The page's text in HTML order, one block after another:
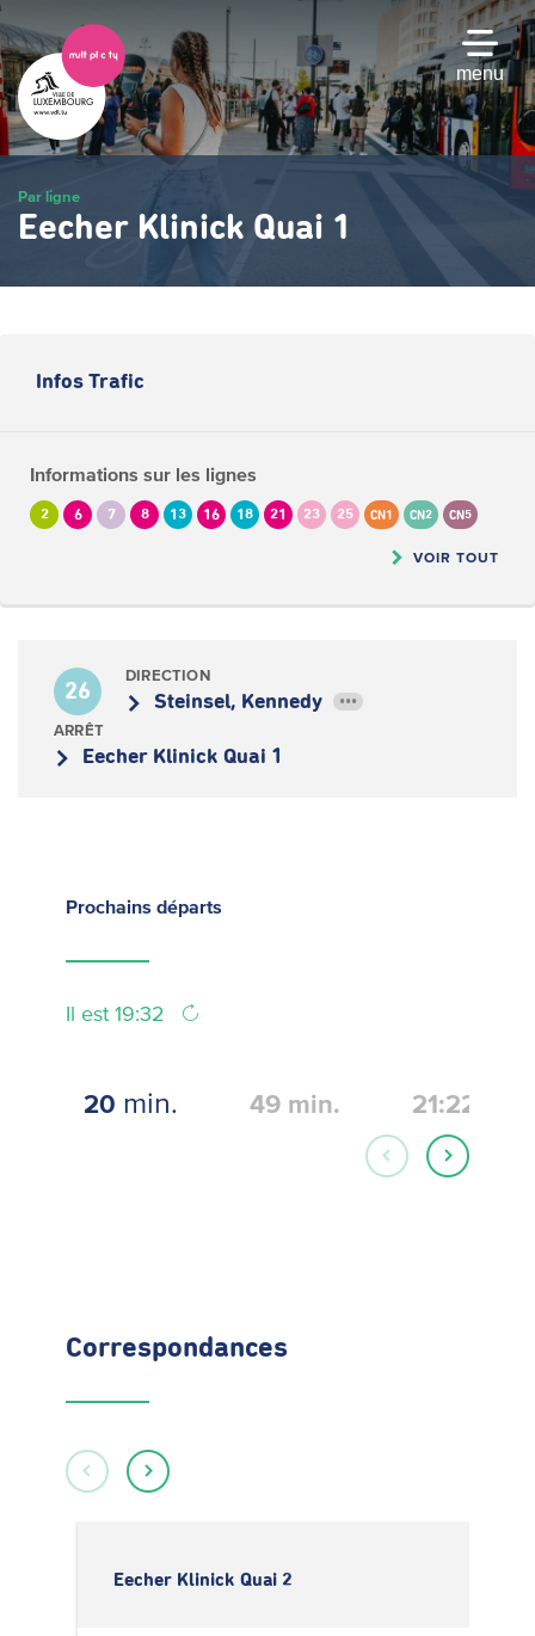
Passer
au
contenu
principal
menu
Par ligne
Eecher Klinick Quai 1
Infos Trafic
Informations sur les lignes
2 6 7 8 13 16 18 21 23 25 CN1 CN2 CN5
VOIR TOUT
26
DIRECTION
Steinsel, Kennedy •••
ARRÊT
Eecher Klinick Quai 1
Prochains départs
Il est 19:32
20 min. 49 min. 21:22
Correspondances
Eecher Klinick Quai 2